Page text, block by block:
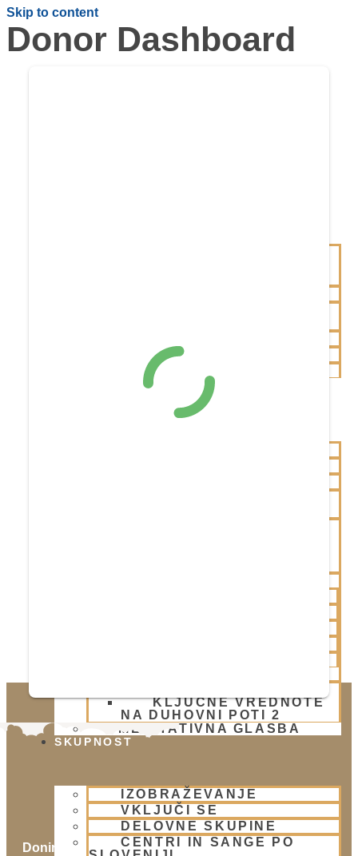
Skip to content
MEDIJI
ZGODOVINA
TRGOVINA ATMARAMA
KLJUČNE VREDNOTE
NA DUHOVNI POTI 2
MEDITATIVNA GLASBA
SKUPNOST
IZOBRAŽEVANJE
VKLJUČI SE
DELOVNE SKUPINE
CENTRI IN SANGE PO
Donor Dashboard
Doniraj